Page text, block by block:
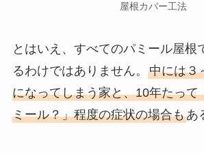
屋根カバー工法
とはいえ、すべてのパミール屋根
るわけではありません。 中には３
になってしまう家と、10年たって
ミール？」程度の症状の場合もあ